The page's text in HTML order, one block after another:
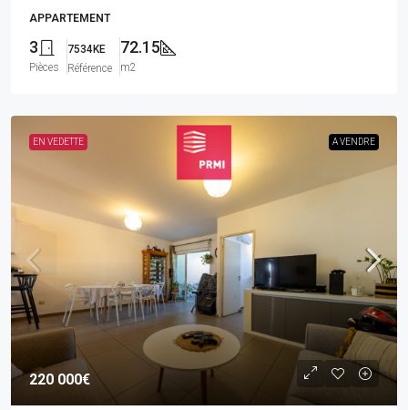
APPARTEMENT
3
Pièces
7534KE
Référence
72.15
m2
EN VEDETTE A VENDRE
220 000€